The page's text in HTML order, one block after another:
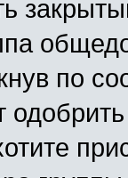
по